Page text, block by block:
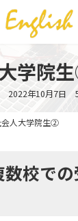
学院
最
終
新
日
2022年10月7日
会人大学院生②
校で